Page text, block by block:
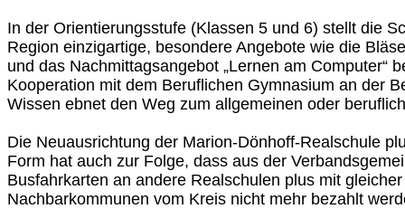
In der Orientierungsstufe (Klassen 5 und 6) stellt die
Region einzigartige, besondere Angebote wie die
und das Nachmittagsangebot „Lernen am Computer“
Kooperation mit dem Beruflichen Gymnasium an der
Wissen ebnet den Weg zum allgemeinen oder
Die Neuausrichtung der Marion-Dönhoff-Realschule
Form hat auch zur Folge, dass aus der
Busfahrkarten an andere Realschulen plus mit
Nachbarkommunen vom Kreis nicht mehr bezahlt